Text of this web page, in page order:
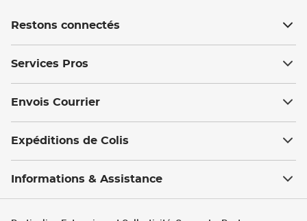
Restons connectés
Services Pros
Envois Courrier
Expéditions de Colis
Informations & Assistance